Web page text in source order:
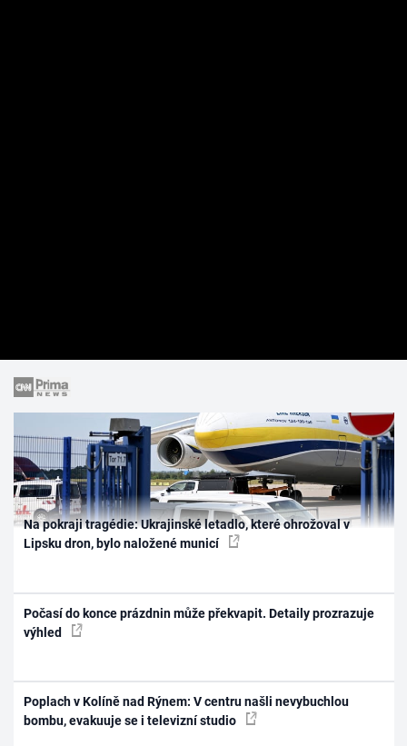
Na pokraji tragédie: Ukrajinské letadlo, které ohrožoval v
Lipsku dron, bylo naložené municí
Počasí do konce prázdnin může překvapit. Detaily prozrazuje
výhled
Poplach v Kolíně nad Rýnem: V centru našli nevybuchlou
bombu, evakuuje se i televizní studio